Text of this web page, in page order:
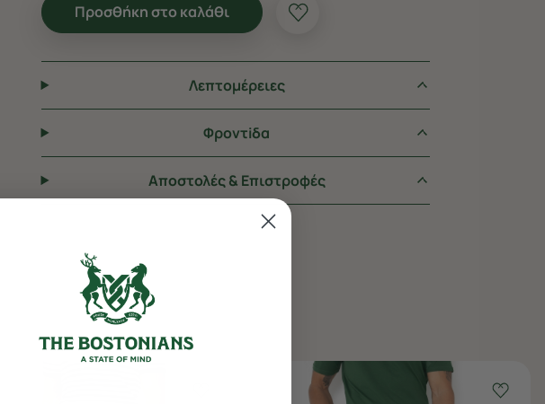
Προσθήκη στο καλάθι
Λεπτομέρειες
Φροντiδα
Αποστολές & Επιστροφές